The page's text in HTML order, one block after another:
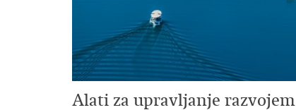
Alati za upravljanje razvojem